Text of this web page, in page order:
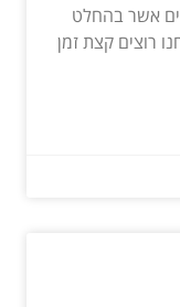
אשר בהחלט
רוצים קצת זמן